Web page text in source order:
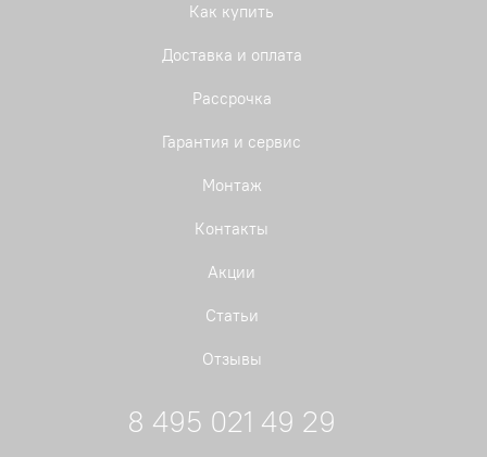
Как купить
Доставка и оплата
Рассрочка
Гарантия и сервис
Монтаж
Контакты
Акции
Статьи
Отзывы
8 495 021 49 29